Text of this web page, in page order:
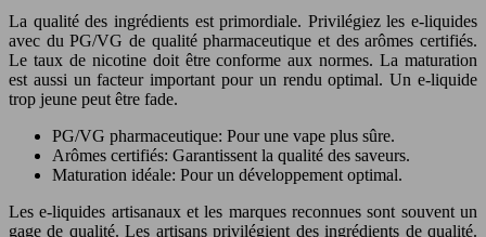
La qualité des ingrédients est primordiale. Privilégiez les e-liquides
avec du PG/VG de qualité pharmaceutique et des arômes certifiés.
Le taux de nicotine doit être conforme aux normes. La maturation
est aussi un facteur important pour un rendu optimal. Un e-liquide
trop jeune peut être fade.
PG/VG pharmaceutique: Pour une vape plus sûre.
Arômes certifiés: Garantissent la qualité des saveurs.
Maturation idéale: Pour un développement optimal.
Les e-liquides artisanaux et les marques reconnues sont souvent un
gage de qualité. Les artisans privilégient des ingrédients de qualité.